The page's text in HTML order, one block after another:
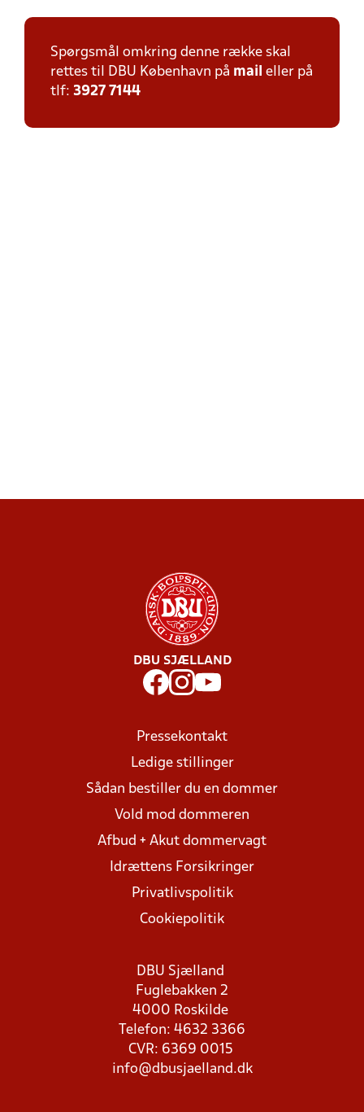
Spørgsmål omkring denne række skal
rettes til DBU København på mail eller på
tlf: 3927 7144
DBU SJÆLLAND
Pressekontakt
Ledige stillinger
Sådan bestiller du en dommer
Vold mod dommeren
Afbud + Akut dommervagt
Idrættens Forsikringer
Privatlivspolitik
Cookiepolitik
DBU Sjælland
Fuglebakken 2
4000 Roskilde
Telefon: 4632 3366
CVR: 6369 0015
info@dbusjaelland.dk